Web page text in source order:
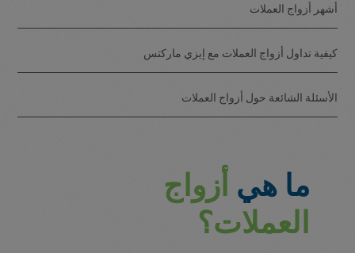
ما هي أزواج
العملات؟
أشهر أزواج العملات
كيفية تداول أزواج العملات مع إيزي ماركتس
الأسئلة الشائعة حول أزواج العملات